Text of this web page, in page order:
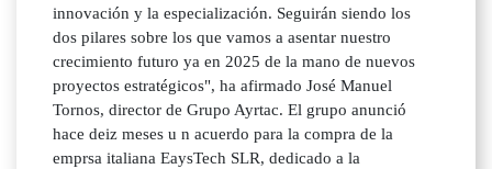
innovación y la especialización. Seguirán siendo los
dos pilares sobre los que vamos a asentar nuestro
crecimiento futuro ya en 2025 de la mano de nuevos
proyectos estratégicos", ha afirmado José Manuel
Tornos, director de Grupo Ayrtac. El grupo anunció
hace deiz meses u n acuerdo para la compra de la
emprsa italiana EaysTech SLR, dedicado a la